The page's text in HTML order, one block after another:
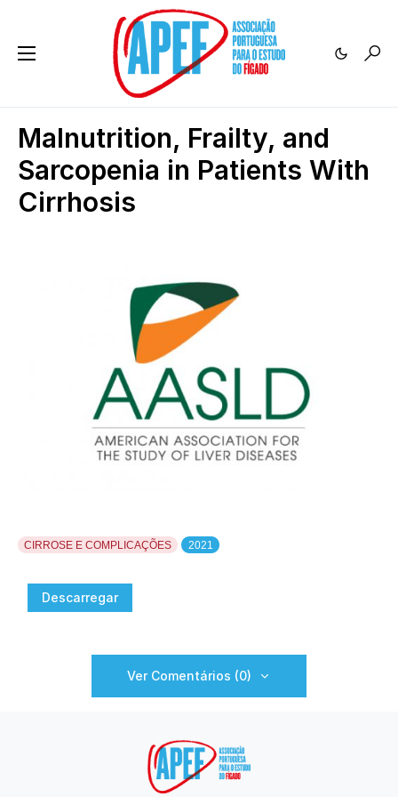
Malnutrition, Frailty, and
Sarcopenia in Patients With
Cirrhosis
CIRROSE E COMPLICAÇÕES 2021
Descarregar
Ver Comentários (0)